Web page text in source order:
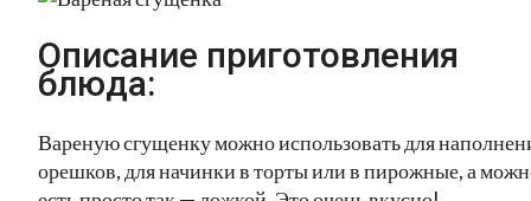
Описание приготовления
блюда:
Вареную сгущенку можно использовать для
орешков, для начинки в торты или в пирожные, а